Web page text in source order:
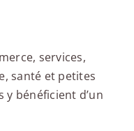
services,
santé et petites
bénéficient d’un